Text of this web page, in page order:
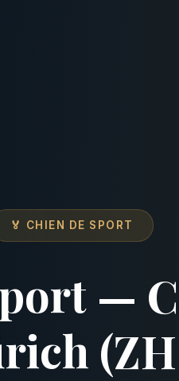
🏅 CHIEN DE SPORT
—